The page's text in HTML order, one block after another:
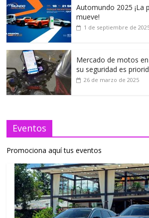
Automundo 2025 ¡La
mueve!
1 de septiembre de
Mercado de motos
su seguridad es
26 de marzo de 2025
Eventos
Promociona aquí tus eventos